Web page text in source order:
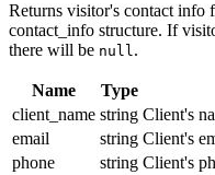
Returns visitor's contact info
contact_info structure. If
there will be null.
Name Type
client_name string Client's
email
string Client's
phone
string Client's